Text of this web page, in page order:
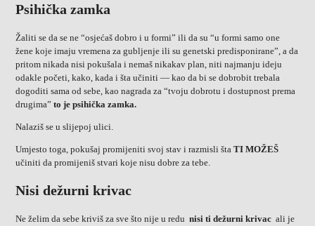
Psihička zamka
Žaliti se da se ne “osjećaš dobro i u formi” ili da su “u formi samo one
žene koje imaju vremena za gubljenje ili su genetski predisponirane”, a da
pritom nikada nisi pokušala i nemaš nikakav plan, niti najmanju ideju
odakle početi, kako, kada i šta učiniti — kao da bi se dobrobit trebala
dogoditi sama od sebe, kao nagrada za “tvoju dobrotu i dostupnost prema
drugima”to je psihička zamka.
Nalaziš se u slijepoj ulici.
Umjesto toga, pokušaj promijeniti svoj stav i razmisli štaTI MOŽEŠ
učiniti da promijeniš stvari koje nisu dobre za tebe.
Nisi dežurni krivac
Ne želim da sebe kriviš za sve što nije u redunisi ti dežurni krivac ali je